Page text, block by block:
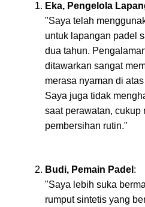
Eka, Pengelola
"Saya telah
untuk lapangan padel
dua tahun.
ditawarkan sangat
merasa nyaman di
Saya juga tidak
saat perawatan, cukup
pembersihan rutin."
Budi, Pemain Padel :
"Saya lebih suka
rumput sintetis yang